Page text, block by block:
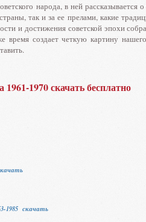
народа, в ней рассказывается
так и за ее прелами, какие
и достижения советской эпохи
создает четкую картину
1970 скачать бесплатно
1985 скачать